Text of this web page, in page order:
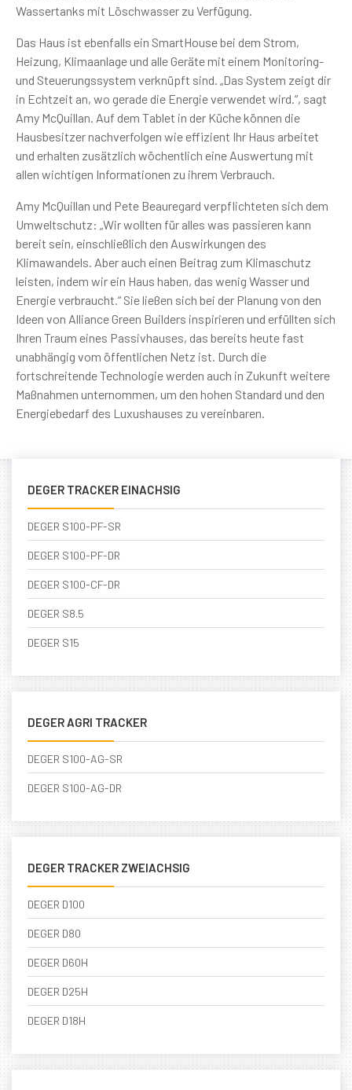
Wassertanks mit Löschwasser zu Verfügung.
Das Haus ist ebenfalls ein SmartHouse bei dem Strom,
Heizung, Klimaanlage und alle Geräte mit einem Monitoring-
und Steuerungssystem verknüpft sind. „Das System zeigt dir
in Echtzeit an, wo gerade die Energie verwendet wird.“, sagt
Amy McQuillan. Auf dem Tablet in der Küche können die
Hausbesitzer nachverfolgen wie effizient Ihr Haus arbeitet
und erhalten zusätzlich wöchentlich eine Auswertung mit
allen wichtigen Informationen zu ihrem Verbrauch.
Amy McQuillan und Pete Beauregard verpflichteten sich dem
Umweltschutz: „Wir wollten für alles was passieren kann
bereit sein, einschließlich den Auswirkungen des
Klimawandels. Aber auch einen Beitrag zum Klimaschutz
leisten, indem wir ein Haus haben, das wenig Wasser und
Energie verbraucht.“ Sie ließen sich bei der Planung von den
Ideen von Alliance Green Builders inspirieren und erfüllten sich
Ihren Traum eines Passivhauses, das bereits heute fast
unabhängig vom öffentlichen Netz ist. Durch die
fortschreitende Technologie werden auch in Zukunft weitere
Maßnahmen unternommen, um den hohen Standard und den
Energiebedarf des Luxushauses zu vereinbaren.
DEGER TRACKER EINACHSIG
DEGER S100-PF-SR
DEGER S100-PF-DR
DEGER S100-CF-DR
DEGER S8.5
DEGER S15
DEGER AGRI TRACKER
DEGER S100-AG-SR
DEGER S100-AG-DR
DEGER TRACKER ZWEIACHSIG
DEGER D100
DEGER D80
DEGER D60H
DEGER D25H
DEGER D18H